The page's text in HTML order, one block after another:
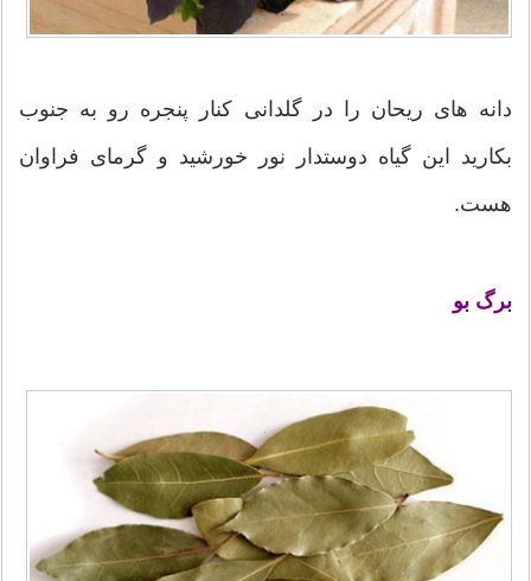
دانه های ریحان را در گلدانی کنار پنجره رو به جنوب
بکارید این گیاه دوستدار نور خورشید و گرمای فراوان
هست.
برگ بو